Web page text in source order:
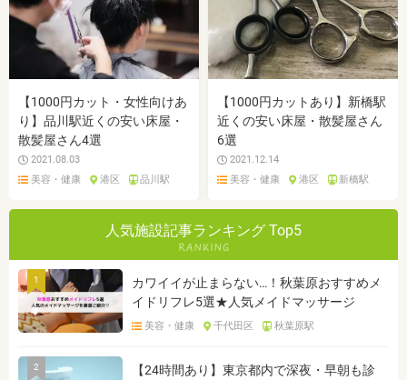
【1000円カット・女性向けあ
り】品川駅近くの安い床屋・
散髪屋さん4選
2021.08.03
美容・健康
港区 品川駅
【1000円カットあり】新橋駅
近くの安い床屋・散髪屋さん
6選
2021.12.14
美容・健康
港区 新橋駅
人気施設記事ランキング Top5
1
カワイイが止まらない…！秋葉原おすすめメ
イドリフレ5選★人気メイドマッサージ
美容・健康 千代田区 秋葉原駅
2
【24時間あり】東京都内で深夜・早朝も診